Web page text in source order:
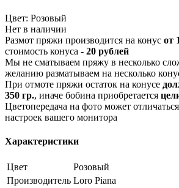
Цвет: Розовый
Нет в наличии
Размот пряжи производится на конус от
стоимость конуса - 20 рублей
Мы не сматываем пряжу в несколько
желанию разматываем на несколько
При отмоте пряжи остаток на конусе
350 гр., иначе бобина приобретается
Цветопередача на фото может
настроек вашего монитора
Характеристики
Цвет
Розовый
Производитель Loro Piana